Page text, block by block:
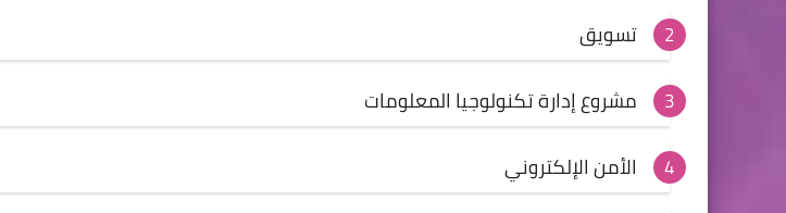
تسويق
مشروع إدارة تكنولوجيا المعلومات
الأمن الإلكتروني